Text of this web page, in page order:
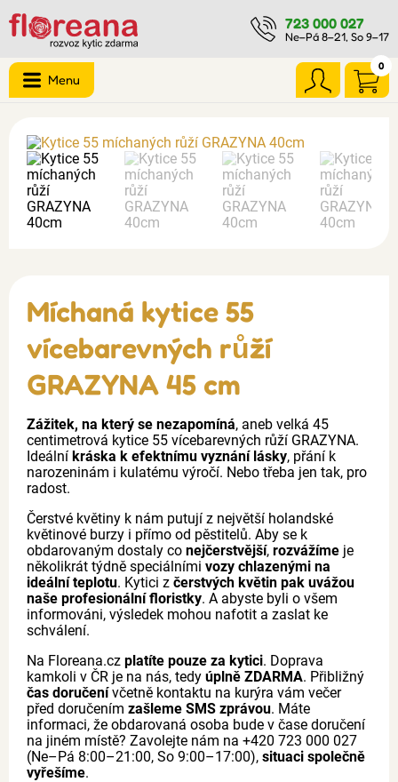
723 000 027
Ne–Pá 8–21, So 9–17
0
Menu
Míchaná kytice 55
vícebarevných růží
GRAZYNA 45 cm
Zážitek, na který se nezapomíná, aneb velká 45
centimetrová kytice 55 vícebarevných růží GRAZYNA.
Ideální kráska k efektnímu vyznání lásky, přání k
narozeninám i kulatému výročí. Nebo třeba jen tak, pro
radost.
Čerstvé květiny k nám putují z největší holandské
květinové burzy i přímo od pěstitelů. Aby se k
obdarovaným dostaly co nejčerstvější, rozvážíme je
několikrát týdně speciálními vozy chlazenými na
ideální teplotu. Kytici z čerstvých květin pak uvážou
naše profesionální floristky. A abyste byli o všem
informováni, výsledek mohou nafotit a zaslat ke
schválení.
Na Floreana.cz platíte pouze za kytici. Doprava
kamkoli v ČR je na nás, tedy úplně ZDARMA. Přibližný
čas doručenívčetně kontaktu na kurýra vám večer
před doručením zašleme SMS zprávou. Máte
informaci, že obdarovaná osoba bude v čase doručení
na jiném místě? Zavolejte nám na +420 723 000 027
(Ne–Pá 8:00–21:00, So 9:00–17:00), situaci společně
vyřešíme.